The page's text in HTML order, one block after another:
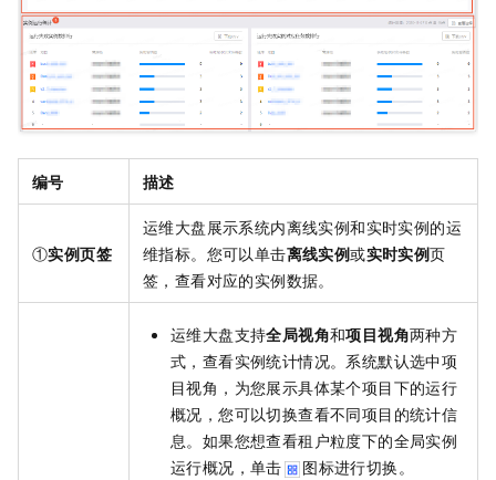
编号 描述
①实例页签
运维大盘展示系统内离线实例和实时实例的运
维指标。您可以单击离线实例或实时实例页
签，查看对应的实例数据。
运维大盘支持全局视角和项目视角两种方
式，查看实例统计情况。系统默认选中项
目视角，为您展示具体某个项目下的运行
概况，您可以切换查看不同项目的统计信
息。如果您想查看租户粒度下的全局实例
运行概况，单击
图标进行切换。